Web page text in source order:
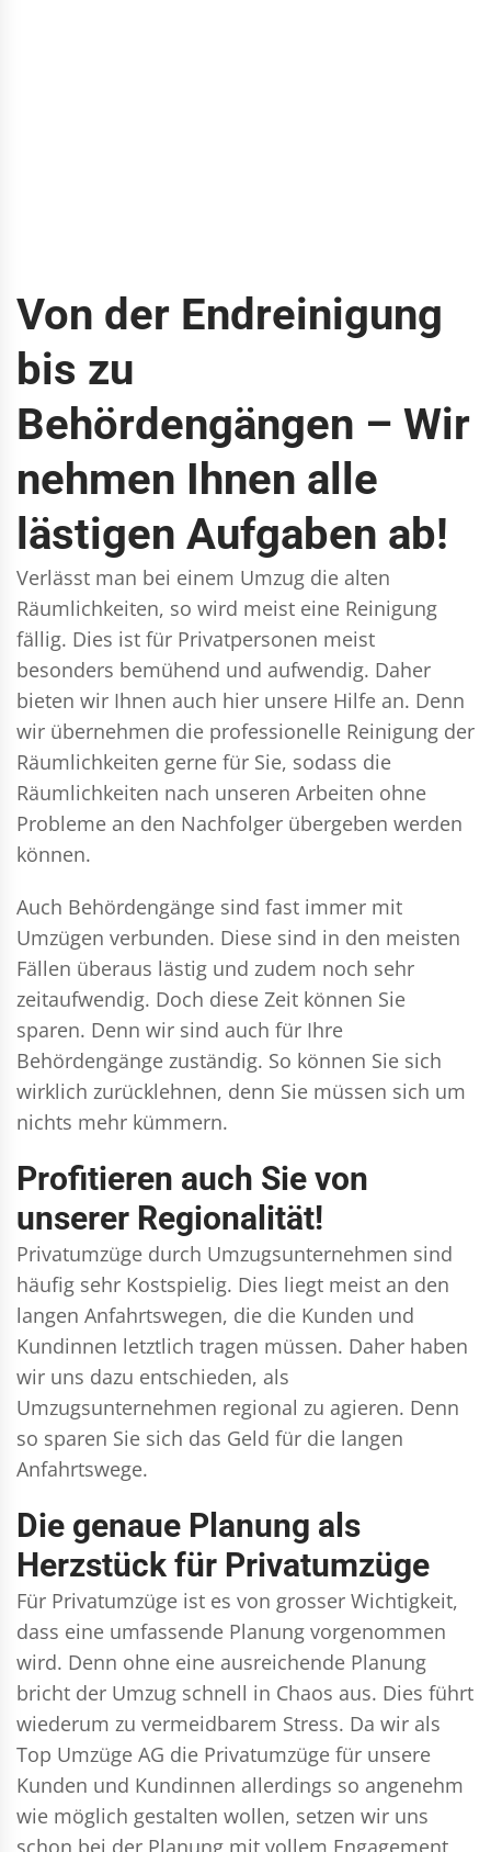
Von der Endreinigung
bis zu
Behördengängen – Wir
nehmen Ihnen alle
lästigen Aufgaben ab!
Verlässt man bei einem Umzug die alten
Räumlichkeiten, so wird meist eine Reinigung
fällig. Dies ist für Privatpersonen meist
besonders bemühend und aufwendig. Daher
bieten wir Ihnen auch hier unsere Hilfe an. Denn
wir übernehmen die professionelle Reinigung der
Räumlichkeiten gerne für Sie, sodass die
Räumlichkeiten nach unseren Arbeiten ohne
Probleme an den Nachfolger übergeben werden
können.
Auch Behördengänge sind fast immer mit
Umzügen verbunden. Diese sind in den meisten
Fällen überaus lästig und zudem noch sehr
zeitaufwendig. Doch diese Zeit können Sie
sparen. Denn wir sind auch für Ihre
Behördengänge zuständig. So können Sie sich
wirklich zurücklehnen, denn Sie müssen sich um
nichts mehr kümmern.
Profitieren auch Sie von
unserer Regionalität!
Privatumzüge durch Umzugsunternehmen sind
häufig sehr Kostspielig. Dies liegt meist an den
langen Anfahrtswegen, die die Kunden und
Kundinnen letztlich tragen müssen. Daher haben
wir uns dazu entschieden, als
Umzugsunternehmen regional zu agieren. Denn
so sparen Sie sich das Geld für die langen
Anfahrtswege.
Die genaue Planung als
Herzstück für Privatumzüge
Für Privatumzüge ist es von grosser Wichtigkeit,
dass eine umfassende Planung vorgenommen
wird. Denn ohne eine ausreichende Planung
bricht der Umzug schnell in Chaos aus. Dies führt
wiederum zu vermeidbarem Stress. Da wir als
Top Umzüge AG die Privatumzüge für unsere
Kunden und Kundinnen allerdings so angenehm
wie möglich gestalten wollen, setzen wir uns
schon bei der Planung mit vollem Engagement